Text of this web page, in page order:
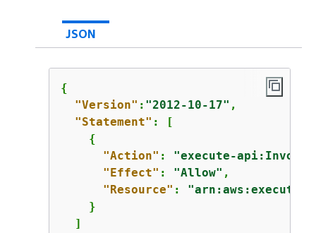
JSON
{
"Version" : "2012-10-17" ,
"Statement" : [
{
"Action" : "execute-api:Invoke"
"Effect" : "Allow" ,
"Resource" : "arn:aws:execute-
    }
  ]